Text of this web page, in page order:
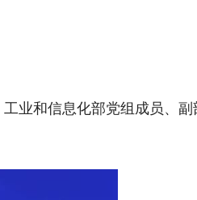
业和信息化部党组成员、副